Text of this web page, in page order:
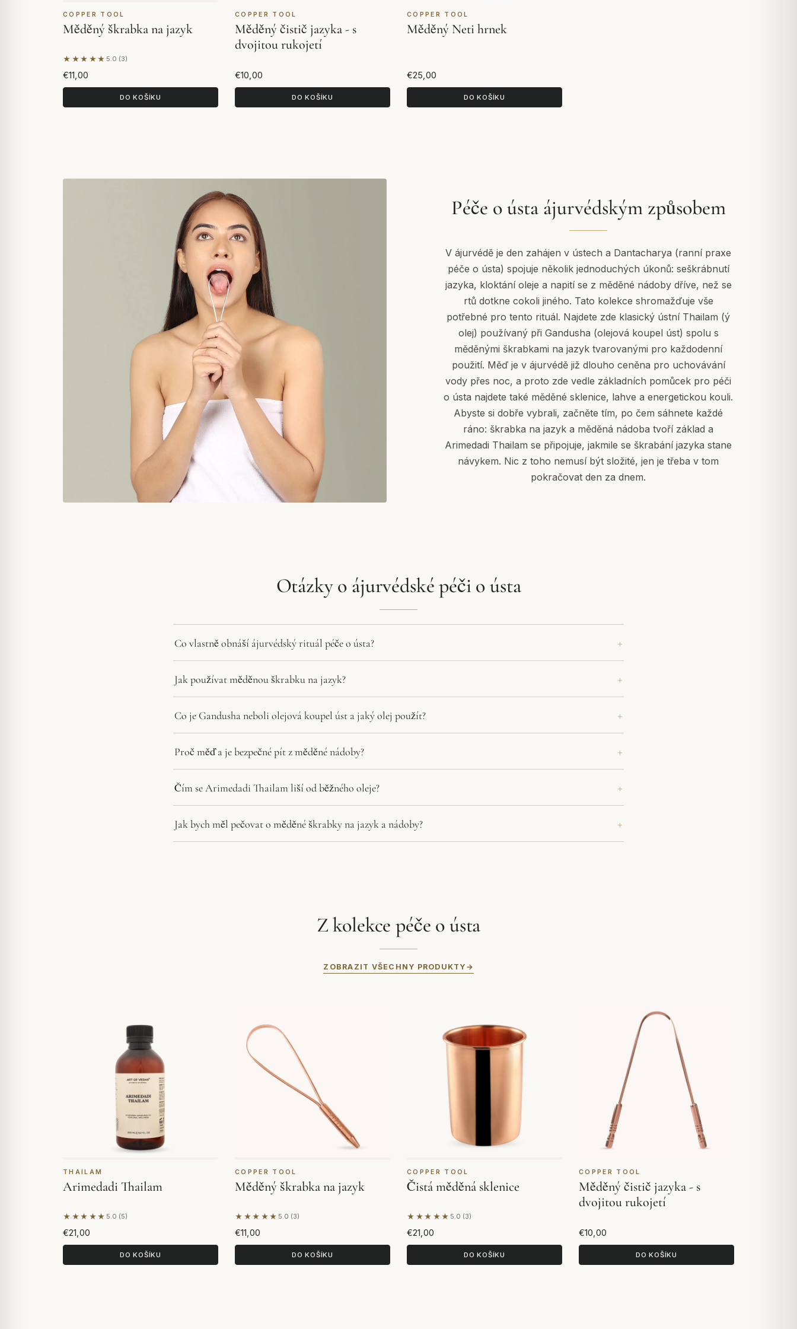
COPPER TOOL
Měděný škrabka na jazyk
★★★★★ 5.0 (3)
Na základě 3 hodnocení
€11,00
DO KOŠÍKU
COPPER TOOL
Měděný čistič jazyka - s
dvojitou rukojetí
€10,00
DO KOŠÍKU
COPPER TOOL
Měděný Neti hrnek
€25,00
DO KOŠÍKU
Péče o ústa ájurvédským způsobem
V ájurvédě je den zahájen v ústech a Dantacharya (ranní praxe
péče o ústa) spojuje několik jednoduchých úkonů: seškrábnutí
jazyka, kloktání oleje a napití se z měděné nádoby dříve, než se
rtů dotkne cokoli jiného. Tato kolekce shromažďuje vše
potřebné pro tento rituál. Najdete zde klasický ústní Thailam (ý
olej) používaný při Gandusha (olejová koupel úst) spolu s
měděnými škrabkami na jazyk tvarovanými pro každodenní
použití. Měď je v ájurvédě již dlouho ceněna pro uchovávání
vody přes noc, a proto zde vedle základních pomůcek pro péči
o ústa najdete také měděné sklenice, lahve a energetickou kouli.
Abyste si dobře vybrali, začněte tím, po čem sáhnete každé
ráno: škrabka na jazyk a měděná nádoba tvoří základ a
Arimedadi Thailam se připojuje, jakmile se škrabání jazyka stane
návykem. Nic z toho nemusí být složité, jen je třeba v tom
pokračovat den za dnem.
Otázky o ájurvédské péči o ústa
Co vlastně obnáší ájurvédský rituál péče o ústa?
Jak používat měděnou škrabku na jazyk?
Co je Gandusha neboli olejová koupel úst a jaký olej použít?
Proč měď a je bezpečné pít z měděné nádoby?
Čím se Arimedadi Thailam liší od běžného oleje?
Jak bych měl pečovat o měděné škrabky na jazyk a nádoby?
Z kolekce péče o ústa
ZOBRAZIT VŠECHNY PRODUKTY
THAILAM
Arimedadi Thailam
★★★★★ 5.0 (5)
Na základě 5 hodnocení
€21,00
DO KOŠÍKU
COPPER TOOL
Měděný škrabka na jazyk
★★★★★ 5.0 (3)
Na základě 3 hodnocení
€11,00
DO KOŠÍKU
COPPER TOOL
Čistá měděná sklenice
★★★★★ 5.0 (3)
Na základě 3 hodnocení
€21,00
DO KOŠÍKU
COPPER TOOL
Měděný čistič jazyka - s
dvojitou rukojetí
€10,00
DO KOŠÍKU